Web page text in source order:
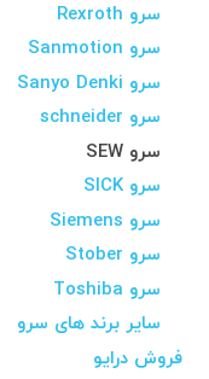
سرو Rexroth
سرو Sanmotion
سرو Sanyo Denki
سرو schneider
سرو SEW
سرو SICK
سرو Siemens
سرو Stober
سرو Toshiba
سایر برند های سرو
فروش درایو